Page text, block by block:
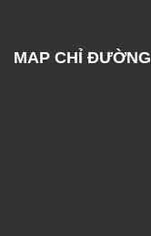
MAP CHỈ